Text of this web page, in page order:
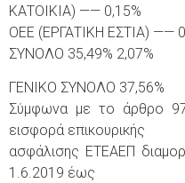
ΚΑΤΟΙΚΙΑ) —— 0,15%
ΟΕΕ (ΕΡΓΑΤΙΚΗ ΕΣΤΙΑ) ——
ΣΥΝΟΛΟ 35,49% 2,07%
ΓΕΝΙΚΟ ΣΥΝΟΛΟ 37,56%
Σύμφωνα με το άρθρο
εισφορά επικουρικής
ασφάλισης ΕΤΕΑΕΠ
1.6.2019 έως